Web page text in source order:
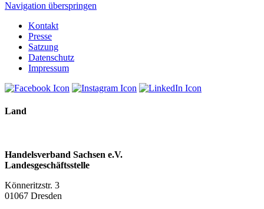
Navigation überspringen
Kontakt
Presse
Satzung
Datenschutz
Impressum
Land
Handelsverband Sachsen e.V.
Landesgeschäftsstelle
Könneritzstr. 3
01067 Dresden